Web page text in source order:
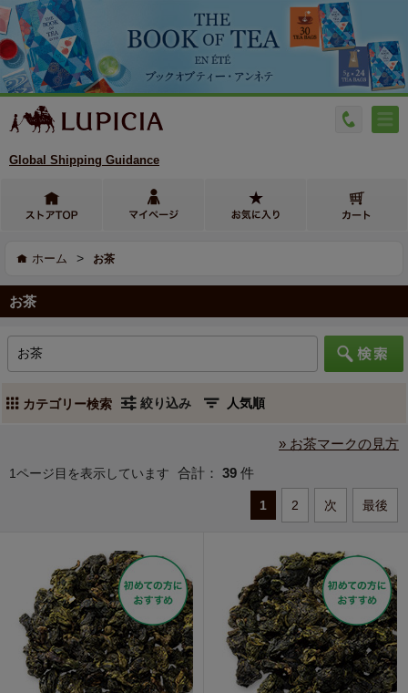
Global Shipping Guidance
ホーム > お茶
お茶
カテゴリー検索 絞り込み
» お茶マークの見方
1ページ目を表示しています 合計： 39 件
1 2 次 最後